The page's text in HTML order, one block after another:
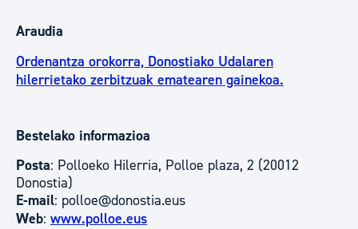
Araudia
Ordenantza orokorra, Donostiako Udalaren
hilerrietako zerbitzuak ematearen gainekoa.
Bestelako informazioa
Posta: Polloeko Hilerria, Polloe plaza, 2 (20012
Donostia)
E-mail: polloe@donostia.eus
Web: www.polloe.eus